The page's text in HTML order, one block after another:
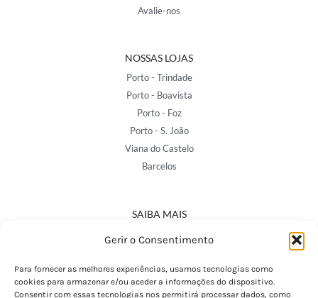
Gerir o Consentimento
Para fornecer as melhores experiências, usamos tecnologias como
cookies para armazenar e/ou aceder a informações do dispositivo.
Consentir com essas tecnologias nos permitirá processar dados, como
Avalie-nos
NOSSAS LOJAS
Porto - Trindade
Porto - Boavista
Porto - Foz
Porto - S. João
Viana do Castelo
Barcelos
SAIBA MAIS
Política de Privacidade
Termos e Condições
Perguntas Frequentes